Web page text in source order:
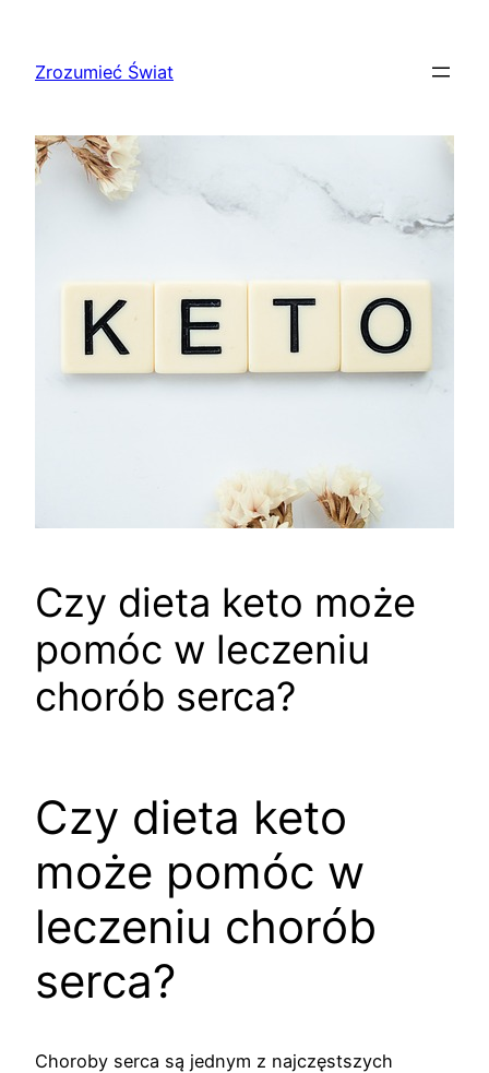
treściZrozumieć Świat
Czy dieta keto może
pomóc w leczeniu
chorób serca?
Czy dieta keto
może pomóc w
leczeniu chorób
serca?
Choroby serca są jednym z najczęstszych